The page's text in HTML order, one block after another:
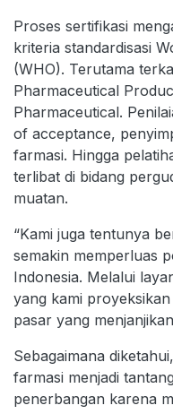
Proses sertifikasi
kriteria standardisasi
(WHO). Terutama
Pharmaceutical
Pharmaceutical.
of acceptance,
farmasi. Hingga
terlibat di bidang
muatan.
“Kami juga tentunya
semakin memperluas
Indonesia. Melalui
yang kami
pasar yang
Sebagaimana
farmasi menjadi
penerbangan karena